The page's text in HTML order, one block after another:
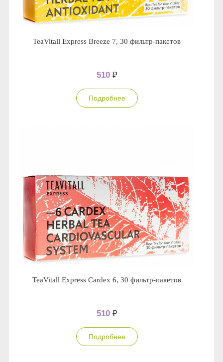
TeaVitall Express Breeze 7, 30 фильтр-пакетов
510 ₽
Подробнее
TeaVitall Express Cardex 6, 30 фильтр-пакетов
510 ₽
Подробнее